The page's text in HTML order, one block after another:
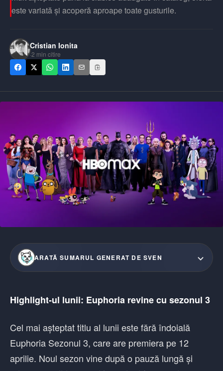
este variată și acoperă aproape toate gusturile.
Cristian Ionita
·2 min citire
ARATĂ SUMARUL GENERAT DE SVEN
Highlight-ul lunii: Euphoria revine cu sezonul 3
Cel mai așteptat titlu al lunii este fără îndoială
Euphoria Sezonul 3, care are premiera pe 12
aprilie. Noul sezon vine după o pauză lungă și